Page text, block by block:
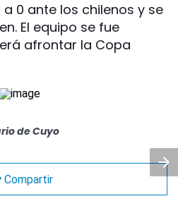
a 0 ante los chilenos y se
El equipo se fue
afrontar la Copa
de Cuyo
Compartir